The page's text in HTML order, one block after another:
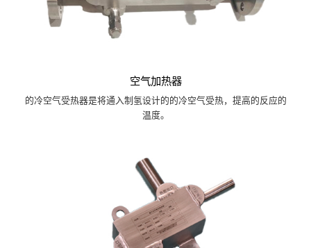
空气加热器
的冷空气受热器是将通入制氢设计的的冷空气受热，提高的反应的
温度。